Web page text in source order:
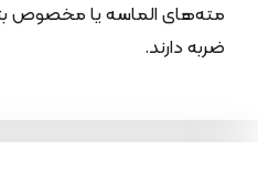
مته‌های الماسه یا مخصوص بتن
ضربه دارند.